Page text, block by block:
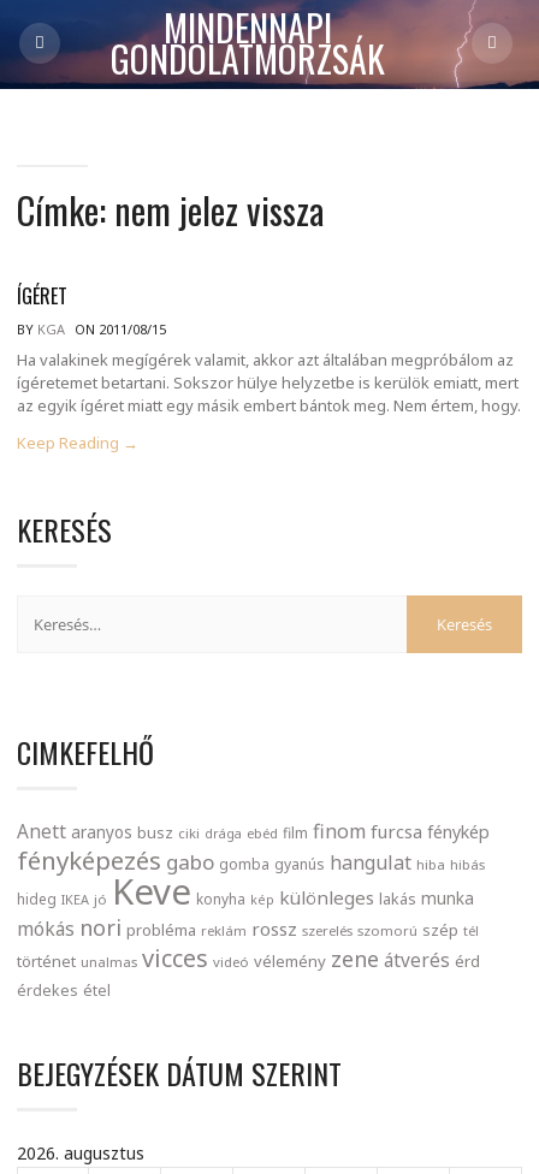
MINDENNAPI
GONDOLATMORZSÁK
Címke: nem jelez vissza
ÍGÉRET
BY KGA ON 2011/08/15
Ha valakinek megígérek valamit, akkor azt általában megpróbálom az
ígéretemet betartani. Sokszor hülye helyzetbe is kerülök emiatt, mert
az egyik ígéret miatt egy másik embert bántok meg. Nem értem, hogy.
Keep Reading →
KERESÉS
CIMKEFELHŐ
Anett aranyos busz ciki drága ebéd film finom furcsa fénykép
fényképezés gabo gomba gyanús hangulat hiba hibás
hideg IKEA jó Keve konyha kép különleges lakás munka
mókás nori probléma reklám rossz szerelés szomorú szép tél
történet unalmas vicces videó vélemény zene átverés érd
érdekes étel
BEJEGYZÉSEK DÁTUM SZERINT
2026. augusztus